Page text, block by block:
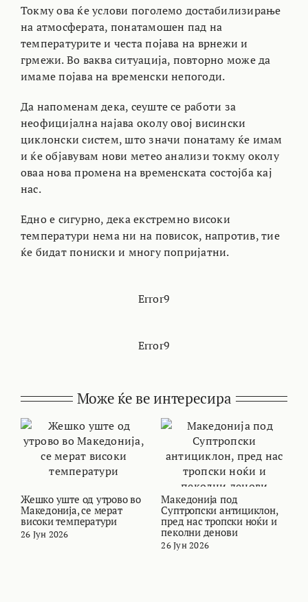
Токму ова ќе услови поголемо достабилизирање
на атмосферата, понатамошен пад на
температурите и честа појава на врнежи и
грмежи. Во ваква ситуација, повторно може да
имаме појава на временски непогоди.
Да напоменам дека, сеуште се работи за
неофицијална најава околу овој висински
циклонски систем, што значи понатаму ќе имам
и ќе објавувам нови метео анализи токму околу
оваа нова промена на временската состојба кај
нас.
Едно е сигурно, дека екстремно високи
температури нема ни на повисок, напротив, тие
ќе бидат пониски и многу попријатни.
Error9
Error9
Може ќе ве интересира
Жешко уште од утрово во
Македонија, се мерат
високи температури
26 Јун 2026
Македонија под
Суптропски антициклон,
пред нас тропски ноќи и
пеколни денови
26 Јун 2026